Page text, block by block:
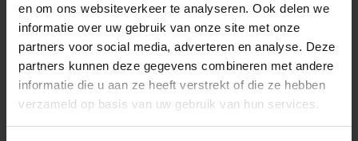
en om ons websiteverkeer te analyseren. Ook delen we
informatie over uw gebruik van onze site met onze
partners voor social media, adverteren en analyse. Deze
partners kunnen deze gegevens combineren met andere
informatie die u aan ze heeft verstrekt of die ze hebben
verzameld op basis van uw gebruik van hun services.